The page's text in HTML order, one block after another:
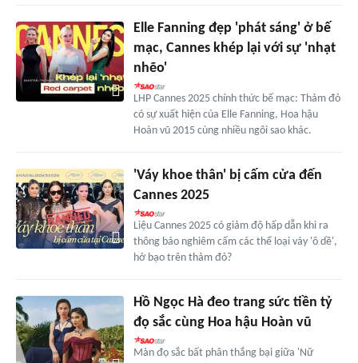
Elle Fanning đẹp 'phát sáng' ở bế
mạc, Cannes khép lại với sự 'nhạt
nhẽo'
LHP Cannes 2025 chính thức bế mạc: Thảm đỏ
có sự xuất hiện của Elle Fanning, Hoa hậu
Hoàn vũ 2015 cùng nhiều ngôi sao khác.
'Váy khoe thân' bị cấm cửa đến
Cannes 2025
Liệu Cannes 2025 có giảm độ hấp dẫn khi ra
thông báo nghiêm cấm các thể loại váy 'ô dề',
hở bạo trên thảm đỏ?
Hồ Ngọc Hà đeo trang sức tiền tỷ
đọ sắc cùng Hoa hậu Hoàn vũ
Màn đọ sắc bất phân thắng bại giữa 'Nữ